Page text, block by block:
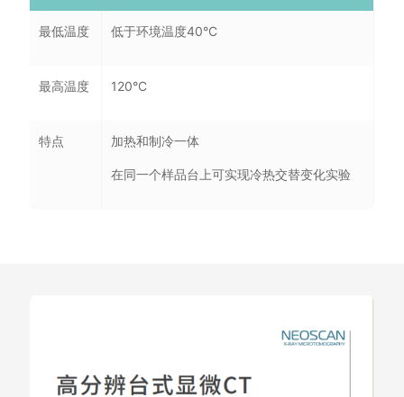
最低温度 低于环境温度40°C
最高温度 120°C
特点 加热和制冷一体
在同一个样品台上可实现冷热交替变化实验